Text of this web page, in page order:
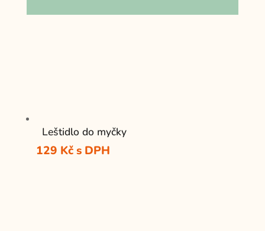
Leštidlo do myčky
129 Kč s DPH